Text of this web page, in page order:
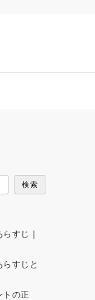
検索
すじ｜
すじと
トの正